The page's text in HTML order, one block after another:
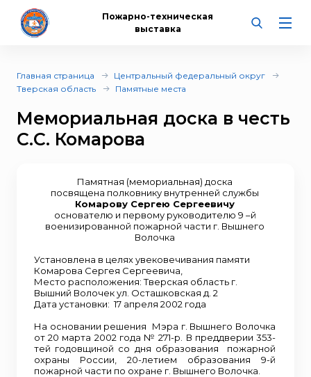
Пожарно-техническая
выставка
Главная страница
Центральный федеральный округ
Тверская область
Памятные места
Мемориальная доска в честь
С.С. Комарова
Памятная (мемориальная) доска
посвящена полковнику внутренней службы
Комарову Сергею Сергеевичу
основателю и первому руководителю 9 –й
военизированной пожарной части г. Вышнего
Волочка
Установлена в целях увековечивания памяти
Комарова Сергея Сергеевича,
Место расположения: Тверская область г.
Вышний Волочек ул. Осташковская д. 2
Дата установки: 17 апреля 2002 года
На основании решения Мэра г. Вышнего Волочка
от 20 марта 2002 года № 271-р. В преддверии 353-
тей годовщиной со дня образования пожарной
охраны России, 20-летием образования 9-й
пожарной части по охране г. Вышнего Волочка.